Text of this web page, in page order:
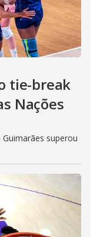
tie-break
Nações
superou